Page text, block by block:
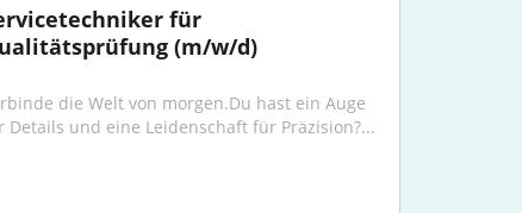
für
(m/w/d)
die Welt von morgen.Du hast ein Auge
Details und eine Leidenschaft für Präzision?...